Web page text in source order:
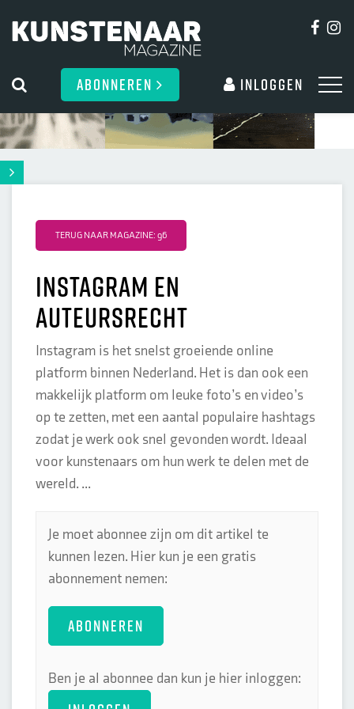
ABONNEREN Inloggen
TERUG NAAR MAGAZINE: 96
Instagram en
auteursrecht
Instagram is het snelst groeiende online
platform binnen Nederland. Het is dan ook een
makkelijk platform om leuke foto’s en video’s
op te zetten, met een aantal populaire hashtags
zodat je werk ook snel gevonden wordt. Ideaal
voor kunstenaars om hun werk te delen met de
wereld. ...
Je moet abonnee zijn om dit artikel te
kunnen lezen. Hier kun je een gratis
abonnement nemen:
ABONNEREN
Ben je al abonnee dan kun je hier inloggen: